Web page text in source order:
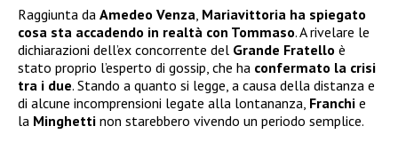
Raggiunta da Amedeo Venza, Mariavittoria ha spiegato
cosa sta accadendo in realtà con Tommaso. A rivelare le
dichiarazioni dell’ex concorrente del Grande Fratello è
stato proprio l’esperto di gossip, che ha confermato la crisi
tra i due. Stando a quanto si legge, a causa della distanza e
di alcune incomprensioni legate alla lontananza, Franchi e
la Minghetti non starebbero vivendo un periodo semplice.